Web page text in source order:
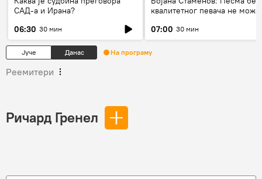
САД-а и Ирана?
06:30 30 мин
квалитетног певача не може
07:00 30 мин
Јуче Данас На програму
Реемитери
Ричард Гренел